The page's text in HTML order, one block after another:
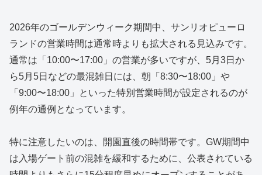
2026年のゴールデンウィーク期間中、サンリオピューロ
ランドの営業時間は通常時よりも拡大される見込みです。
通常は「10:00〜17:00」の営業が多いですが、5月3日か
ら5月5日などの最混雑日には、朝「8:30〜18:00」や
「9:00〜18:00」といった特別営業時間が設定されるのが
例年の通例となっています。
特に注意したいのは、開園直後の時間帯です。GW期間中
は入場ゲート前の混雑を緩和するために、公表されている